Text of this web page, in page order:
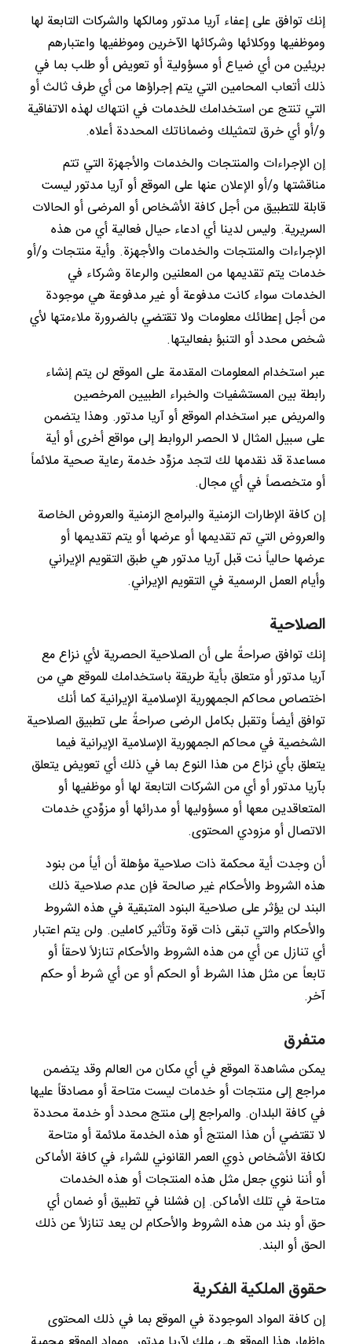
إنك توافق على إعفاء آريا مدتور ومالكها والشركات التابعة لها
وموظفيها ووكلائها وشركائها الآخرين وموظفيها واعتبارهم
بريئين من أي ضياع أو مسؤولية أو تعويض أو طلب بما في
ذلك أتعاب المحامين التي يتم إجراؤها من أي طرف ثالث أو
التي تنتج عن استخدامك للخدمات في انتهاك لهذه الاتفاقية
و/أو أي خرق لتمثيلك وضماناتك المحددة أعلاه.
إن الإجراءات والمنتجات والخدمات والأجهزة التي تتم
مناقشتها و/أو الإعلان عنها على الموقع أو آريا مدتور ليست
قابلة للتطبيق من أجل كافة الأشخاص أو المرضى أو الحالات
السريرية. وليس لدينا أي ادعاء حيال فعالية أي من هذه
الإجراءات والمنتجات والخدمات والأجهزة. وأية منتجات و/أو
خدمات يتم تقديمها من المعلنين والرعاة وشركاء في
الخدمات سواء كانت مدفوعة أو غير مدفوعة هي موجودة
من أجل إعطائك معلومات ولا تقتضي بالضرورة ملاءمتها لأي
شخص محدد أو التنبؤ بفعاليتها.
عبر استخدام المعلومات المقدمة على الموقع لن يتم إنشاء
رابطة بين المستشفيات والخبراء الطبيين المرخصين
والمريض عبر استخدام الموقع أو آريا مدتور. وهذا يتضمن
على سبيل المثال لا الحصر الروابط إلى مواقع أخرى أو أية
مساعدة قد نقدمها لك لتجد مزوِّد خدمة رعاية صحية ملائماً
أو متخصصاً في أي مجال.
إن كافة الإطارات الزمنية والبرامج الزمنية والعروض الخاصة
والعروض التي تم تقديمها أو عرضها أو يتم تقديمها أو
عرضها حالياً نت قبل آريا مدتور هي طبق التقويم الإيراني
وأيام العمل الرسمية في التقويم الإيراني.
الصلاحية
إنك توافق صراحةً على أن الصلاحية الحصرية لأي نزاع مع
آريا مدتور أو متعلق بأية طريقة باستخدامك للموقع هي من
اختصاص محاكم الجمهورية الإسلامية الإيرانية كما أنك
توافق أيضاً وتقبل بكامل الرضى صراحةً على تطبيق الصلاحية
الشخصية في محاكم الجمهورية الإسلامية الإيرانية فيما
يتعلق بأي نزاع من هذا النوع بما في ذلك أي تعويض يتعلق
بآريا مدتور أو أي من الشركات التابعة لها أو موظفيها أو
المتعاقدين معها أو مسؤوليها أو مدرائها أو مزوِّدي خدمات
الاتصال أو مزودي المحتوى.
أن وجدت أية محكمة ذات صلاحية مؤهلة أن أياً من بنود
هذه الشروط والأحكام غير صالحة فإن عدم صلاحية ذلك
البند لن يؤثر على صلاحية البنود المتبقية في هذه الشروط
والأحكام والتي تبقى ذات قوة وتأثير كاملين. ولن يتم اعتبار
أي تنازل عن أي من هذه الشروط والأحكام تنازلاً لاحقاً أو
تابعاً عن مثل هذا الشرط أو الحكم أو عن أي شرط أو حكم
آخر.
متفرق
يمكن مشاهدة الموقع في أي مكان من العالم وقد يتضمن
مراجع إلى منتجات أو خدمات ليست متاحة أو مصادقاً عليها
في كافة البلدان. والمراجع إلى منتج محدد أو خدمة محددة
لا تقتضي أن هذا المنتج أو هذه الخدمة ملائمة أو متاحة
لكافة الأشخاص ذوي العمر القانوني للشراء في كافة الأماكن
أو أننا ننوي جعل مثل هذه المنتجات أو هذه الخدمات
متاحة في تلك الأماكن. إن فشلنا في تطبيق أو ضمان أي
حق أو بند من هذه الشروط والأحكام لن يعد تنازلاً عن ذلك
الحق أو البند.
حقوق الملكية الفكرية
إن كافة المواد الموجودة في الموقع بما في ذلك المحتوى